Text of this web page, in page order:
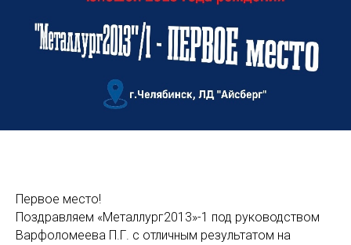
Первое место!
Поздравляем «Металлург2013»-1 под руководством
Варфоломеева П.Г. с отличным результатом на